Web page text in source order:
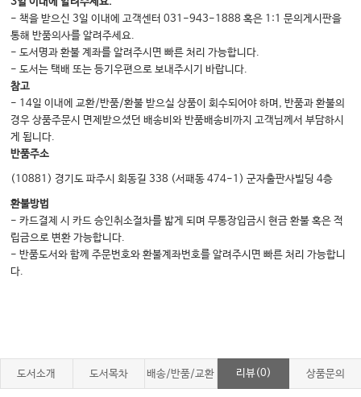
- 책을 받으신 3일 이내에 고객센터 031-943-1888 혹은 1:1 문의게시판을
통해 반품의사를 알려주세요.
- 도서명과 환불 계좌를 알려주시면 빠른 처리 가능합니다.
- 도서는 택배 또는 등기우편으로 보내주시기 바랍니다.
참고
- 14일 이내에 교환/반품/환불 받으실 상품이 회수되어야 하며, 반품과 환불의
경우 상품주문시 면제받으셨던 배송비와 반품배송비까지 고객님께서 부담하시
게 됩니다.
반품주소
(10881) 경기도 파주시 회동길 338 (서패동 474-1) 군자출판사빌딩 4층
환불방법
- 카드결제 시 카드 승인취소절차를 밟게 되며 무통장입금시 현금 환불 혹은 적
립금으로 변환 가능합니다.
- 반품도서와 함께 주문번호와 환불계좌번호를 알려주시면 빠른 처리 가능합니
다.
도서소개 도서목차 배송/반품/교환 리뷰(0) 상품문의